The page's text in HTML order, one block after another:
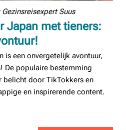
Suus
Japan met tieners:
is een onvergetelijk avontuur,
De populaire bestemming
belicht door TikTokkers en
en inspirerende content.